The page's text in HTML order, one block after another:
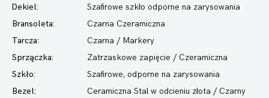
Dekiel:
Szafirowe szkło odporne na zarysowania
Bransoleta:
Czarna Czeramiczna
Tarcza:
Czarna / Markery
Sprzączka:
Zatrzaskowe zapięcie / Czeramiczna
Szkło:
Szafirowe, odporne na zarysowania
Bezel:
Ceramiczna Stal w odcieniu złota / Czarny